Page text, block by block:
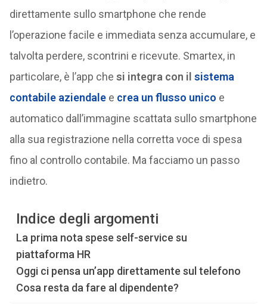
direttamente sullo smartphone che rende
l’operazione facile e immediata senza accumulare, e
talvolta perdere, scontrini e ricevute. Smartex, in
particolare, è l’app che si integra con il sistema
contabile aziendalee crea un flusso unico e
automatico dall’immagine scattata sullo smartphone
alla sua registrazione nella corretta voce di spesa
fino al controllo contabile. Ma facciamo un passo
indietro.
Indice degli argomenti
La prima nota spese self-service su
piattaforma HR
Oggi ci pensa un’app direttamente sul telefono
Cosa resta da fare al dipendente?